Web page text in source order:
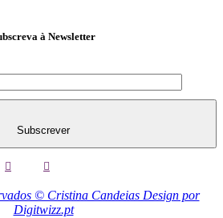
à Newsletter
Subscrever
© Cristina Candeias Design por
Digitwizz.pt